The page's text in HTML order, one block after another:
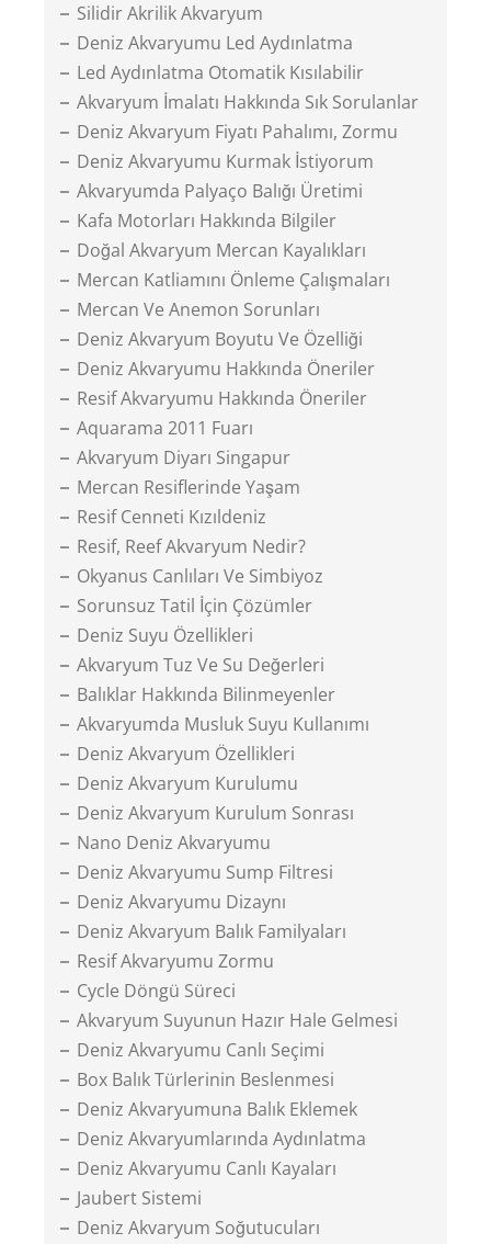
Silidir Akrilik Akvaryum
Deniz Akvaryumu Led Aydınlatma
Led Aydınlatma Otomatik Kısılabilir
Akvaryum İmalatı Hakkında Sık Sorulanlar
Deniz Akvaryum Fiyatı Pahalımı, Zormu
Deniz Akvaryumu Kurmak İstiyorum
Akvaryumda Palyaço Balığı Üretimi
Kafa Motorları Hakkında Bilgiler
Doğal Akvaryum Mercan Kayalıkları
Mercan Katliamını Önleme Çalışmaları
Mercan Ve Anemon Sorunları
Deniz Akvaryum Boyutu Ve Özelliği
Deniz Akvaryumu Hakkında Öneriler
Resif Akvaryumu Hakkında Öneriler
Aquarama 2011 Fuarı
Akvaryum Diyarı Singapur
Mercan Resiflerinde Yaşam
Resif Cenneti Kızıldeniz
Resif, Reef Akvaryum Nedir?
Okyanus Canlıları Ve Simbiyoz
Sorunsuz Tatil İçin Çözümler
Deniz Suyu Özellikleri
Akvaryum Tuz Ve Su Değerleri
Balıklar Hakkında Bilinmeyenler
Akvaryumda Musluk Suyu Kullanımı
Deniz Akvaryum Özellikleri
Deniz Akvaryum Kurulumu
Deniz Akvaryum Kurulum Sonrası
Nano Deniz Akvaryumu
Deniz Akvaryumu Sump Filtresi
Deniz Akvaryumu Dizaynı
Deniz Akvaryum Balık Familyaları
Resif Akvaryumu Zormu
Cycle Döngü Süreci
Akvaryum Suyunun Hazır Hale Gelmesi
Deniz Akvaryumu Canlı Seçimi
Box Balık Türlerinin Beslenmesi
Deniz Akvaryumuna Balık Eklemek
Deniz Akvaryumlarında Aydınlatma
Deniz Akvaryumu Canlı Kayaları
Jaubert Sistemi
Deniz Akvaryum Soğutucuları